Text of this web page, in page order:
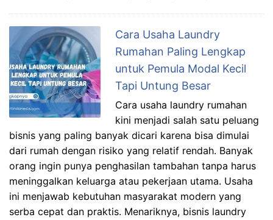
Cara Usaha Laundry
Rumahan Paling Lengkap
untuk Pemula Modal Kecil
Tapi Untung Besar
Cara usaha laundry rumahan
kini menjadi salah satu peluang
bisnis yang paling banyak dicari karena bisa dimulai
dari rumah dengan risiko yang relatif rendah. Banyak
orang ingin punya penghasilan tambahan tanpa harus
meninggalkan keluarga atau pekerjaan utama. Usaha
ini menjawab kebutuhan masyarakat modern yang
serba cepat dan praktis. Menariknya, bisnis laundry